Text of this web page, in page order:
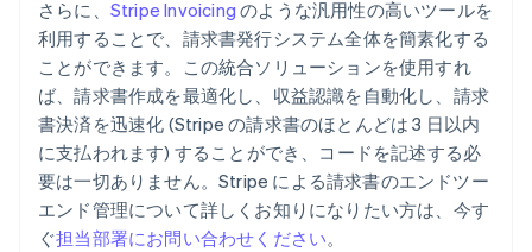
さらに、 Stripe Invoicing のような汎用性の高いツールを
利用することで、請求書発行システム全体を簡素化する
ことができます。この統合ソリューションを使用すれ
ば、請求書作成を最適化し、収益認識を自動化し、請求
書決済を迅速化 (Stripe の請求書のほとんどは 3 日以内
に支払われます) することができ、コードを記述する必
要は一切ありません。Stripe による請求書のエンドツー
エンド管理について詳しくお知りになりたい方は、今す
ぐ担当部署にお問い合わせください。
アイルランド
English
アメリカ
EnglishEspañol 简体中文
アラブ首長国連邦